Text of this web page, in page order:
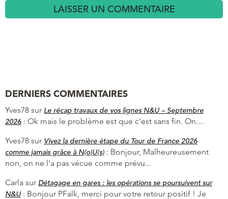
DERNIERS COMMENTAIRES
Yves78 sur Le récap travaux de vos lignes N&U – Septembre
2026 : Ok mais le problème est que c'est sans fin. On…
Yves78 sur Vivez la dernière étape du Tour de France 2026
comme jamais grâce à N(o)U(s) : Bonjour, Malheureusement
non, on ne l'a pas vécue comme prévu...
Carla sur Détagage en gares : les opérations se poursuivent sur
N&U : Bonjour PFalk, merci pour votre retour positif ! Je